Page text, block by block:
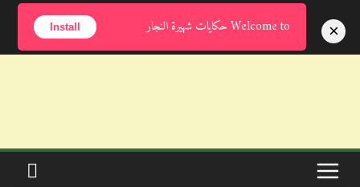
الخميس, أغسطس 6, 2026
.
Welcome to حكايات شهيرة النجار Install ×